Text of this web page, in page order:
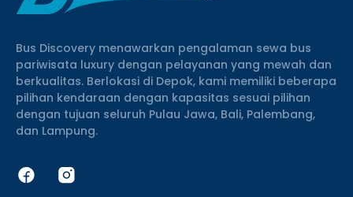
Bus Discovery menawarkan pengalaman sewa bus
pariwisata luxury dengan pelayanan yang mewah dan
berkualitas. Berlokasi di Depok, kami memiliki beberapa
pilihan kendaraan dengan kapasitas sesuai pilihan
dengan tujuan seluruh Pulau Jawa, Bali, Palembang,
dan Lampung.